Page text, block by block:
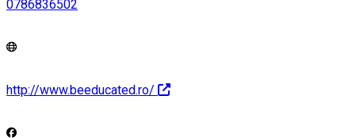
0786836502
http://www.beeducated.ro/